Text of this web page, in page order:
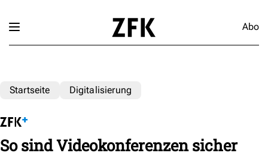
Abo
Startseite Digitalisierung
So sind Videokonferenzen sicher